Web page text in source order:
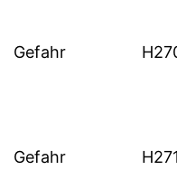
Gefahr
Gefahr